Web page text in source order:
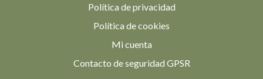
Política de privacidad
Política de cookies
Mi cuenta
Contacto de seguridad GPSR